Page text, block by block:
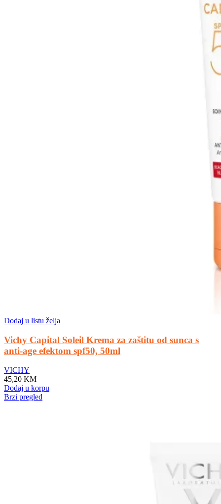
Dodaj u listu želja
Vichy Capital Soleil Krema za zaštitu od sunca s
anti-age efektom spf50, 50ml
VICHY
45,20 KM
Dodaj u korpu
Brzi pregled